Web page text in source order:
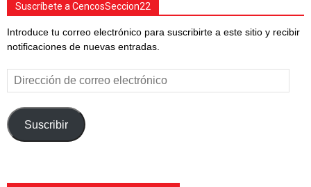
Suscríbete a CencosSeccion22
Introduce tu correo electrónico para suscribirte a este sitio y recibir
notificaciones de nuevas entradas.
Dirección
de
correo
electrónico
Suscribir